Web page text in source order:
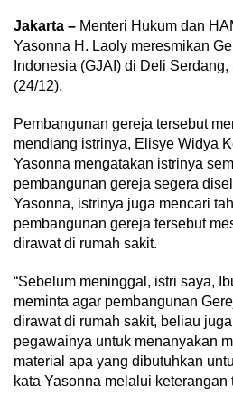
Jakarta – Menteri Hukum dan
Yasonna H. Laoly meresmikan
Indonesia (GJAI) di Deli
(24/12).
Pembangunan gereja tersebut
mendiang istrinya, Elisye Widya
Yasonna mengatakan istrinya
pembangunan gereja segera
Yasonna, istrinya juga mencari
pembangunan gereja tersebut
dirawat di rumah sakit.
“Sebelum meninggal, istri saya,
meminta agar pembangunan
dirawat di rumah sakit, beliau
pegawainya untuk menanyakan
material apa yang dibutuhkan
kata Yasonna melalui keterangan